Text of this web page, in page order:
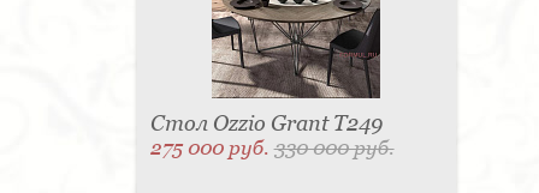
Стол Ozzio Grant T249
275 000 руб.330 000 руб.